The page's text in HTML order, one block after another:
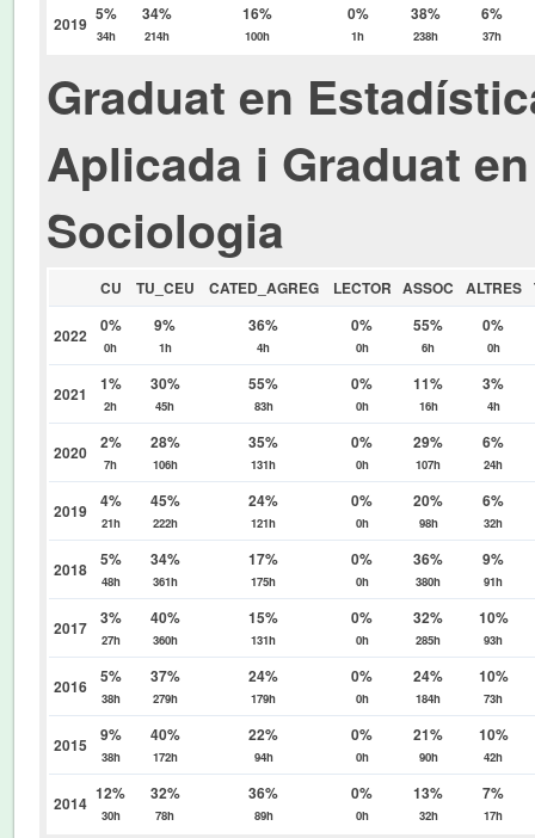
2019 5%
34h
34%
214h
16%
100h
0%
1h
38%
238h
6%
37h
Graduat en
Aplicada i Graduat en
Sociologia
CU TU_CEU CATED_AGREG LECTOR ASSOC ALTRES
2022 0%
0h
9%
1h
36%
4h
0%
0h
55%
6h
0%
0h
2021 1%
2h
30%
45h
55%
83h
0%
0h
11%
16h
3%
4h
2020 2%
7h
28%
106h
35%
131h
0%
0h
29%
107h
6%
24h
2019 4%
21h
45%
222h
24%
121h
0%
0h
20%
98h
6%
32h
2018 5%
48h
34%
361h
17%
175h
0%
0h
36%
380h
9%
91h
2017 3%
27h
40%
360h
15%
131h
0%
0h
32%
285h
10%
93h
2016 5%
38h
37%
279h
24%
179h
0%
0h
24%
184h
10%
73h
2015 9%
38h
40%
172h
22%
94h
0%
0h
21%
90h
10%
42h
2014 12%
30h
32%
78h
36%
89h
0%
0h
13%
32h
7%
17h